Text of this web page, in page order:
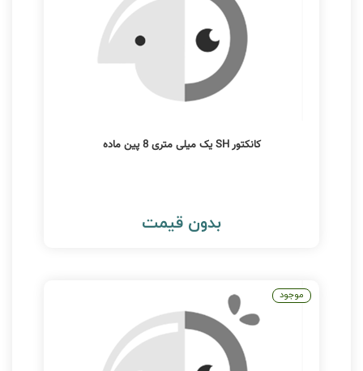
کانکتور SH یک میلی متری 8 پین ماده
بدون قیمت
موجود